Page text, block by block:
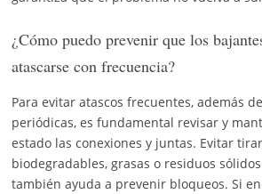
¿Cómo puedo prevenir que los
atascarse con frecuencia?
Para evitar atascos frecuentes, además
periódicas, es fundamental revisar y
estado las conexiones y juntas. Evitar
biodegradables, grasas o residuos
también ayuda a prevenir bloqueos. Si